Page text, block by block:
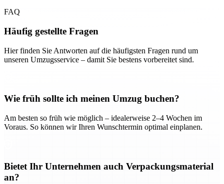
FAQ
Häufig gestellte Fragen
Hier finden Sie Antworten auf die häufigsten Fragen rund um
unseren Umzugsservice – damit Sie bestens vorbereitet sind.
Wie früh sollte ich meinen Umzug buchen?
Am besten so früh wie möglich – idealerweise 2–4 Wochen im
Voraus. So können wir Ihren Wunschtermin optimal einplanen.
Bietet Ihr Unternehmen auch Verpackungsmaterial
an?